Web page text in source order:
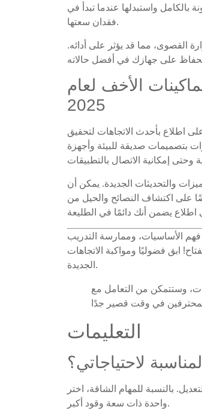
بالكامل واستبدلها عندما تبدأ في
فقدان سعتها.
القصوى، مما قد يؤثر على أدائه.
الأخف لعام
اطلاع بأحدث الاتجاهات لتحقيق
العديد من الطرازات بتصميمات صديقة للبيئة وأجهزة
والتحديثات الجديدة. يمكن أن
على اكتشاف النصائح والحيل من
في ثلاث خطوات: فهم الأساسيات، وممارسة التدريب
ابق فضوليًا ومواكبة الاتجاهات
الجديدة.
وستتمكن من التعامل مع
التعليمات
لاحتياجاتي؟
بالنسبة للمهام الشاقة، اختر
واحدة ذات سعة وقود أكبر.